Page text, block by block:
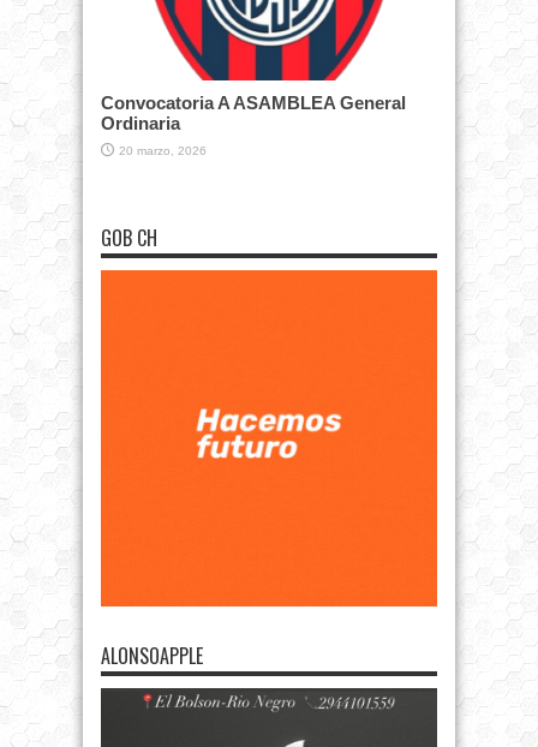
Convocatoria A ASAMBLEA General
Ordinaria
20 marzo, 2026
GOB CH
ALONSOAPPLE